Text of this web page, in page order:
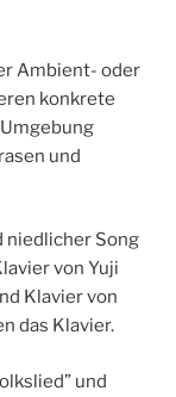
Ambient- oder
konkrete
und
niedlicher Song
von Yuji
Klavier von
das Klavier.
und